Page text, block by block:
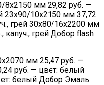
8х2150 мм 29,82 руб. —
23х90/10х2150 мм 37,72
грей 30х80/16х2200 мм
капуч., грей Добор flash
мм 25,47 руб. —
руб. — цвет: белый
белый Добор Эмаль